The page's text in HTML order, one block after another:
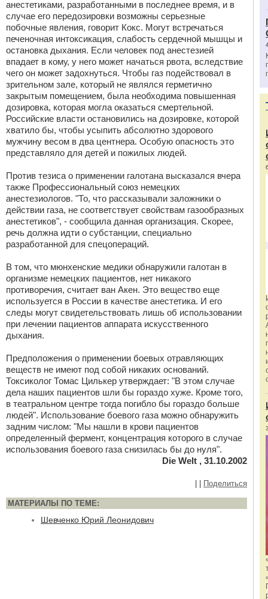
анестетиками, разработанными в последнее время, и в
случае его передозировки возможны серьезные
побочные явления, говорит Кокс. Могут встречаться
печеночная интоксикация, слабость сердечной мышцы и
остановка дыхания. Если человек под анестезией
впадает в кому, у него может начаться рвота, вследствие
чего он может задохнуться. Чтобы газ подействовал в
зрительном зале, который не являлся герметично
закрытым помещением, была необходима повышенная
дозировка, которая могла оказаться смертельной.
Российские власти остановились на дозировке, которой
хватило бы, чтобы усыпить абсолютно здорового
мужчину весом в два центнера. Особую опасность это
представляло для детей и пожилых людей.
Против тезиса о применении галотана высказался вчера
также Профессиональный союз немецких
анестезиологов. "То, что рассказывали заложники о
действии газа, не соответствует свойствам газообразных
анестетиков", - сообщила данная организация. Скорее,
речь должна идти о субстанции, специально
разработанной для спецопераций.
В том, что мюнхенские медики обнаружили галотан в
организме немецких пациентов, нет никакого
противоречия, считает ван Акен. Это вещество еще
используется в России в качестве анестетика. И его
следы могут свидетельствовать лишь об использовании
при лечении пациентов аппарата искусственного
дыхания.
Предположения о применении боевых отравляющих
веществ не имеют под собой никаких оснований.
Токсиколог Томас Цилькер утверждает: "В этом случае
дела наших пациентов шли бы гораздо хуже. Кроме того,
в театральном центре тогда погибло бы гораздо больше
людей". Использование боевого газа можно обнаружить
задним числом: "Мы нашли в крови пациентов
определенный фермент, концентрация которого в случае
использования боевого газа снизилась бы до нуля".
Die Welt , 31.10.2002
Поделиться
МАТЕРИАЛЫ ПО ТЕМЕ:
Шевченко Юрий Леонидович